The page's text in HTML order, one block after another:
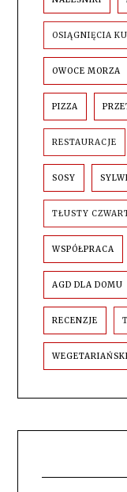
OSIĄGNIĘCIA
OWOCE MORZA
PIZZA
RESTAURACJE
SOSY
TŁUSTY
WSPÓŁPRACA
AGD DLA DOMU
RECENZJE